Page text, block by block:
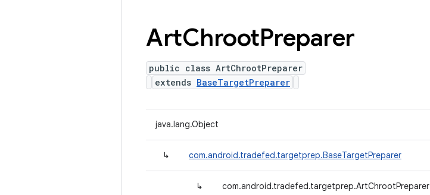
ArtChrootPreparer
public class ArtChrootPreparer
extends BaseTargetPreparer
java.lang.Object
↳ com.android.tradefed.targetprep.BaseTargetPreparer
↳ com.android.tradefed.targetprep.ArtChrootPreparer